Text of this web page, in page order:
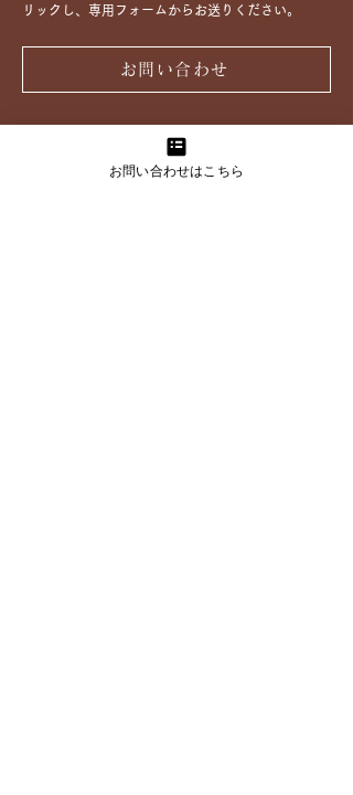
リックし、専用フォームからお送りください。
お問い合わせ
お問い合わせはこちら